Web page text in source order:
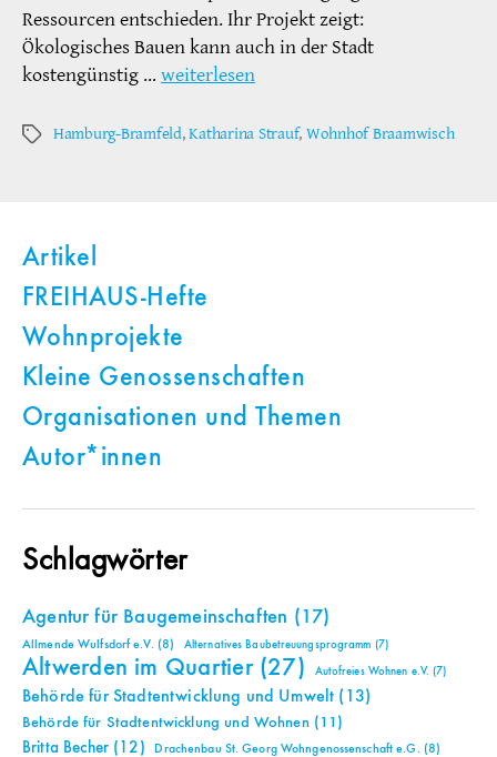
Ressourcen entschieden. Ihr Projekt zeigt:
Ökologisches Bauen kann auch in der Stadt
kostengünstig … weiterlesen
Schlagwörter
Hamburg-Bramfeld,Katharina Strauf, Wohnhof Braamwisch
Artikel
FREIHAUS-Hefte
Wohnprojekte
Kleine Genossenschaften
Organisationen und Themen
Autor*innen
Schlagwörter
Agentur für Baugemeinschaften (17)
Allmende Wulfsdorf e.V. (8) Alternatives Baubetreuungsprogramm (7)
Altwerden im Quartier(27) Autofreies Wohnen e.V. (7)
Behörde für Stadtentwicklung und Umwelt (13)
Behörde für Stadtentwicklung und Wohnen(11)
Britta Becher(12) Drachenbau St. Georg Wohngenossenschaft e.G. (8)